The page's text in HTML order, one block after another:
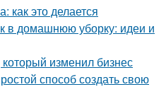
как это делается
в домашнюю уборку: идеи и
изменил бизнес
способ создать свою